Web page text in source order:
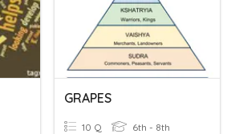
GRAPES
10 Q 6th - 8th